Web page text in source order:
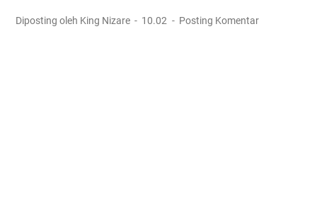
Diposting oleh King Nizare 10.02 Posting Komentar